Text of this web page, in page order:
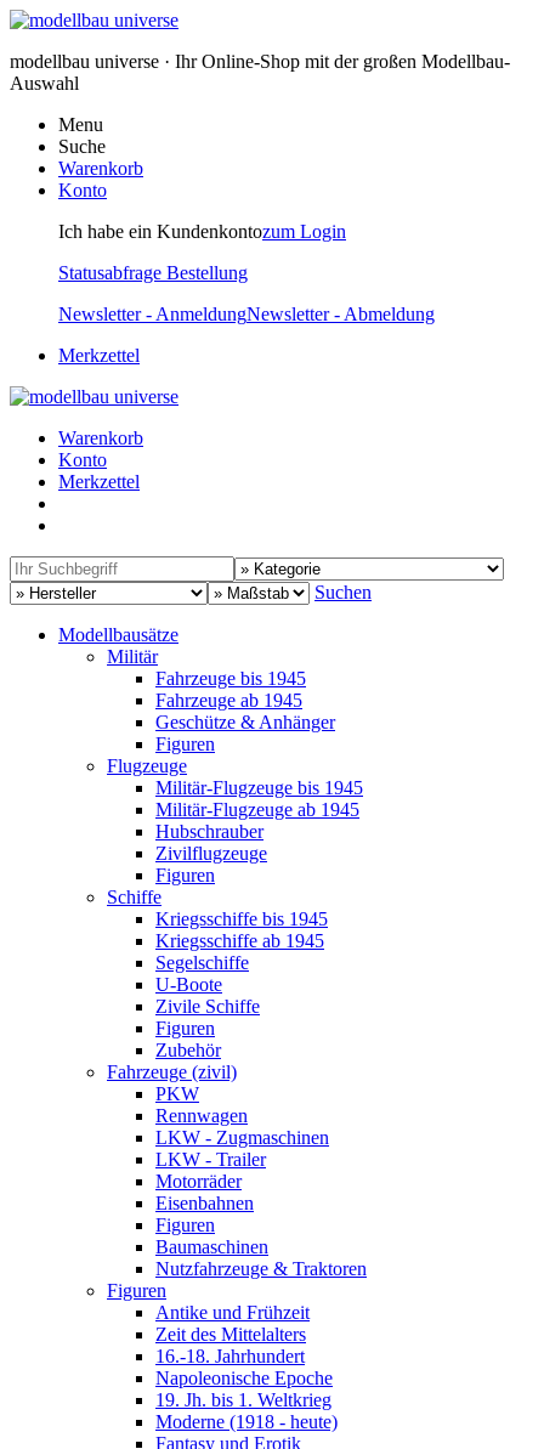
modellbau universe · Ihr Online-Shop mit der großen Modellbau-
Auswahl
Menu
Suche
Warenkorb
Konto
Ich habe ein Kundenkontozum Login
Statusabfrage Bestellung
Newsletter - AnmeldungNewsletter - Abmeldung
Merkzettel
Warenkorb
Konto
Merkzettel
Suchen
Modellbausätze
Militär
Fahrzeuge bis 1945
Fahrzeuge ab 1945
Geschütze & Anhänger
Figuren
Flugzeuge
Militär-Flugzeuge bis 1945
Militär-Flugzeuge ab 1945
Hubschrauber
Zivilflugzeuge
Figuren
Schiffe
Kriegsschiffe bis 1945
Kriegsschiffe ab 1945
Segelschiffe
U-Boote
Zivile Schiffe
Figuren
Zubehör
Fahrzeuge (zivil)
PKW
Rennwagen
LKW - Zugmaschinen
LKW - Trailer
Motorräder
Eisenbahnen
Figuren
Baumaschinen
Nutzfahrzeuge & Traktoren
Figuren
Antike und Frühzeit
Zeit des Mittelalters
16.-18. Jahrhundert
Napoleonische Epoche
19. Jh. bis 1. Weltkrieg
Moderne (1918 - heute)
Fantasy und Erotik